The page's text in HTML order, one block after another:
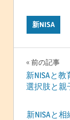
新NISA
投
稿
前の記事
新NISAと
選択肢と親
新NISAと